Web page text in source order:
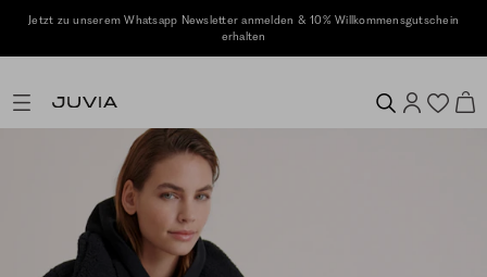
Jetzt zu unserem Whatsapp Newsletter anmelden & 10% Willkommensgutschein
erhalten